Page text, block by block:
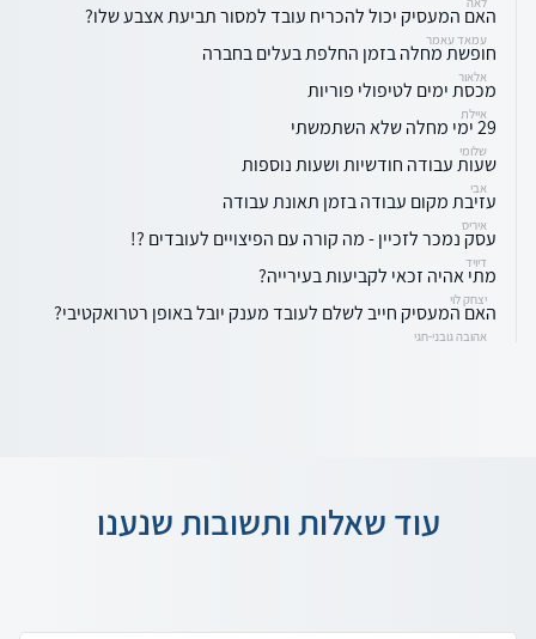
האם המעסיק יכול להכריח עובד למסור תביעת אצבע שלו?
עמאד עאמר
חופשת מחלה בזמן החלפת בעלים בחברה
אלאור
מכסת ימים לטיפולי פוריות
איילת
29 ימי מחלה שלא השתמשתי
שלומי
שעות עבודה חודשיות ושעות נוספות
אבי
עזיבת מקום עבודה בזמן תאונת עבודה
איריס
עסק נמכר לזכיין - מה קורה עם הפיצויים לעובדים ?!
דיויד
מתי אהיה זכאי לקביעות בעירייה?
יצחק לוי
האם המעסיק חייב לשלם לעובד מענק יובל באופן רטרואקטיבי?
אהובה גובני-חגי
עוד שאלות ותשובות שנענו